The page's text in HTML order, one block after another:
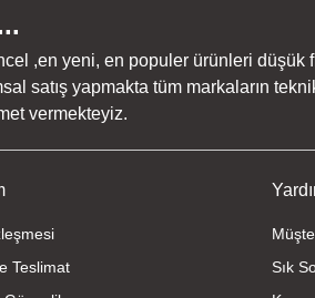
,en yeni, en populer ürünleri düşük
satış yapmakta tüm markaların
vermekteyiz.
Teslimat
Sık